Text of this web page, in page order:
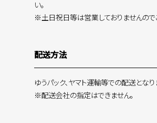
い。
※土日祝日等は営業しておりませんので
配送方法
ゆうパック、ヤマト運輸等での配送となり
※配送会社の指定はできません。